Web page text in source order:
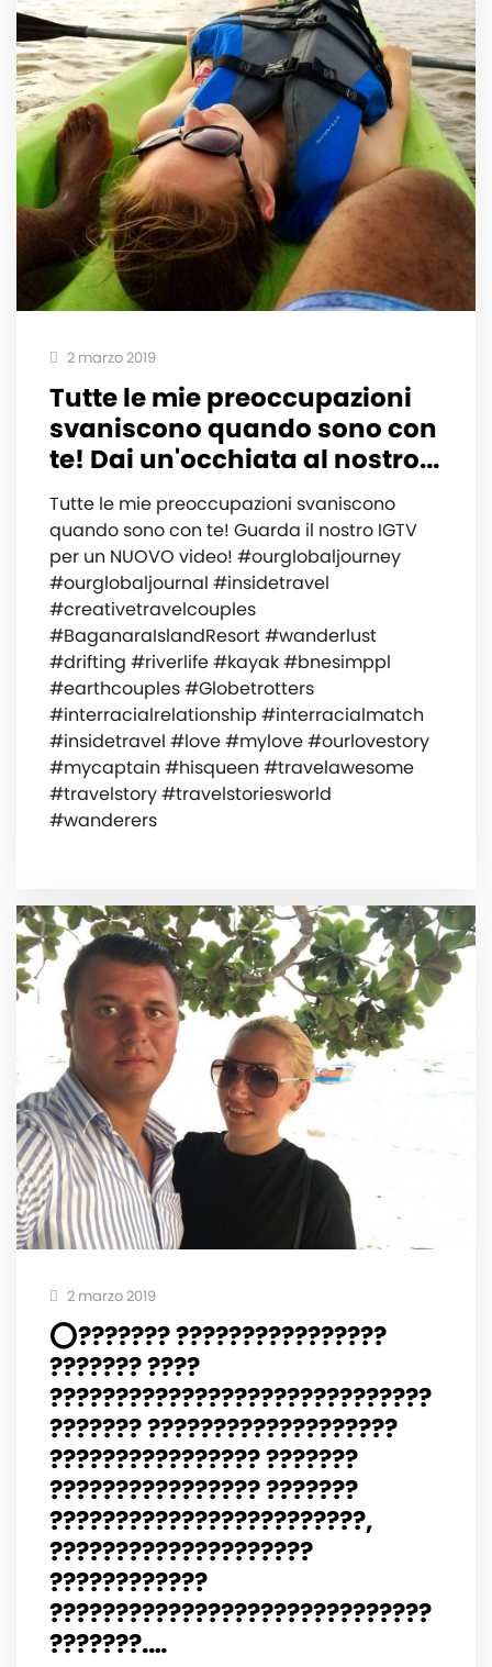
2 marzo 2019
Tutte le mie preoccupazioni
svaniscono quando sono con
te! Dai un'occhiata al nostro...
Tutte le mie preoccupazioni svaniscono
quando sono con te! Guarda il nostro IGTV
per un NUOVO video! #ourglobaljourney
#ourglobaljournal #insidetravel
#creativetravelcouples
#BaganaraIslandResort #wanderlust
#drifting #riverlife #kayak #bnesimppl
#earthcouples #Globetrotters
#interracialrelationship #interracialmatch
#insidetravel #love #mylove #ourlovestory
#mycaptain #hisqueen #travelawesome
#travelstory #travelstoriesworld
#wanderers
2 marzo 2019
⭕️??????? ????????????????
??????? ????
?????????????????????????????
??????? ???????????????????
???????????????? ???????
???????????????? ???????
????????????????????????,
????????????????????
????????????
?????????????????????????????
???????.…